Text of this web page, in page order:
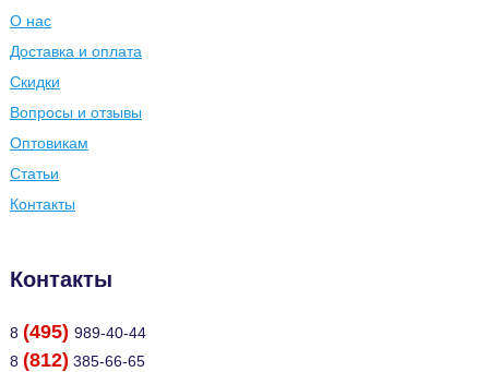
О нас
Доставка и оплата
Скидки
Вопросы и отзывы
Оптовикам
Статьи
Контакты
Контакты
8 (495) 989-40-44
8 (812) 385-66-65